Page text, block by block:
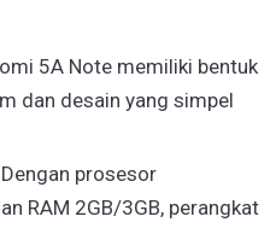
5A Note memiliki bentuk
dan desain yang simpel
prosesor
RAM 2GB/3GB, perangkat